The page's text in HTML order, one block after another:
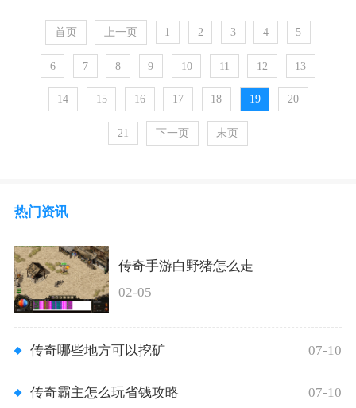
首页 上一页 1 2 3 4 5
6 7 8 9 10 11 12 13
14 15 16 17 18 19 20
21 下一页 末页
热门资讯
传奇手游白野猪怎么走
02-05
传奇哪些地方可以挖矿 07-10
传奇霸主怎么玩省钱攻略 07-10